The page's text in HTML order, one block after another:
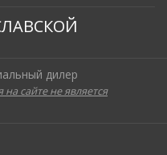
дилер
сайте не является